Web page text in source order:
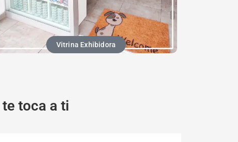
Vitrina Exhibidora
toca a ti